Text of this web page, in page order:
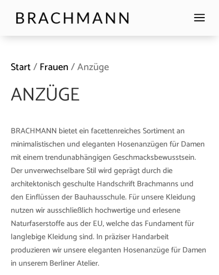
a
Start/Frauen/ Anzüge
ANZÜGE
BRACHMANN bietet ein facettenreiches Sortiment an
minimalistischen und eleganten Hosenanzügen für Damen
mit einem trendunabhängigen Geschmacksbewusstsein.
Der unverwechselbare Stil wird geprägt durch die
architektonisch geschulte Handschrift Brachmanns und
den Einflüssen der Bauhausschule. Für unsere Kleidung
nutzen wir ausschließlich hochwertige und erlesene
Naturfaserstoffe aus der EU, welche das Fundament für
langlebige Kleidung sind. In präziser Handarbeit
produzieren wir unsere eleganten Hosenanzüge für Damen
in unserem Berliner Atelier.